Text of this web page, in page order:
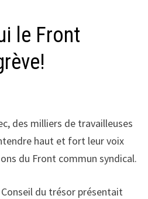
le Front
des milliers de travailleuses
haut et fort leur voix
du Front commun syndical.
du trésor présentait